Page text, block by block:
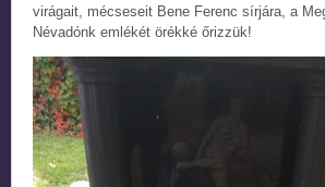
virágait, mécseseit Bene Ferenc sírjára, a
Névadónk emlékét örékké őrizzük!